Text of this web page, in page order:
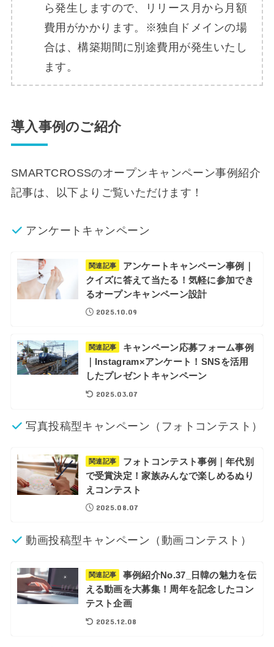
ら発生しますので、リリース月から月額
費用がかかります。※独自ドメインの場
合は、構築期間に別途費用が発生いたし
ます。
導入事例のご紹介
SMARTCROSSのオープンキャンペーン事例紹介
記事は、以下よりご覧いただけます！
アンケートキャンペーン
関連記事
アンケートキャンペーン事例｜
クイズに答えて当たる！気軽に参加でき
るオープンキャンペーン設計
2025.10.09
関連記事
キャンペーン応募フォーム事例
｜Instagram×アンケート！SNSを活用
したプレゼントキャンペーン
2025.03.07
写真投稿型キャンペーン（フォトコンテスト）
関連記事
フォトコンテスト事例｜年代別
で受賞決定！家族みんなで楽しめるぬり
えコンテスト
2025.08.07
動画投稿型キャンペーン（動画コンテスト）
関連記事
事例紹介No.37_日韓の魅力を伝
える動画を大募集！周年を記念したコン
テスト企画
2025.12.08